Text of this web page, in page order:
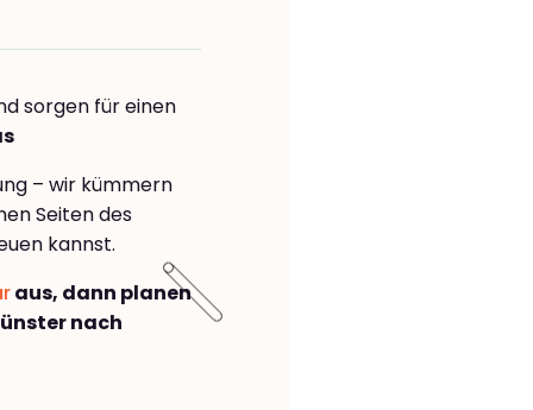
sorgen für einen
– wir kümmern
Seiten des
kannst.
aus, dann planen
nach